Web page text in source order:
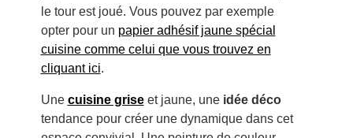
le tour est joué. Vous pouvez par exemple
opter pour un papier adhésif jaune spécial
cuisine comme celui que vous trouvez en
cliquant ici.
Une cuisine griseet jaune, une idée déco
tendance pour créer une dynamique dans cet